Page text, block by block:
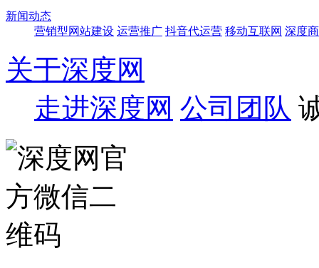
新闻动态
营销型网站建设 运营推广 抖音代运营 移动互联网 深度
关于深度网
走进深度网 公司团队